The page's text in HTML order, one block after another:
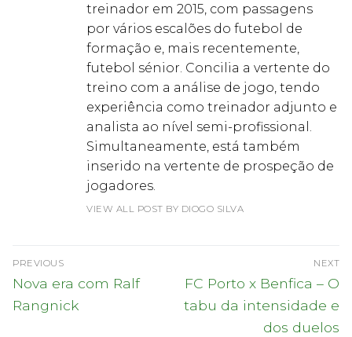
treinador em 2015, com passagens
por vários escalões do futebol de
formação e, mais recentemente,
futebol sénior. Concilia a vertente do
treino com a análise de jogo, tendo
experiência como treinador adjunto e
analista ao nível semi-profissional.
Simultaneamente, está também
inserido na vertente de prospeção de
jogadores.
VIEW ALL POST BY DIOGO SILVA
Navegação
de
artigos
PREVIOUS
Previous
post:
Nova era com Ralf
Rangnick
NEXT
Next
post:
FC Porto x Benfica – O
tabu da intensidade e
dos duelos